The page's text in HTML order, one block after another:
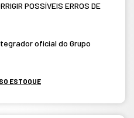
POSSÍVEIS ERROS DE
oficial do Grupo
ESTOQUE